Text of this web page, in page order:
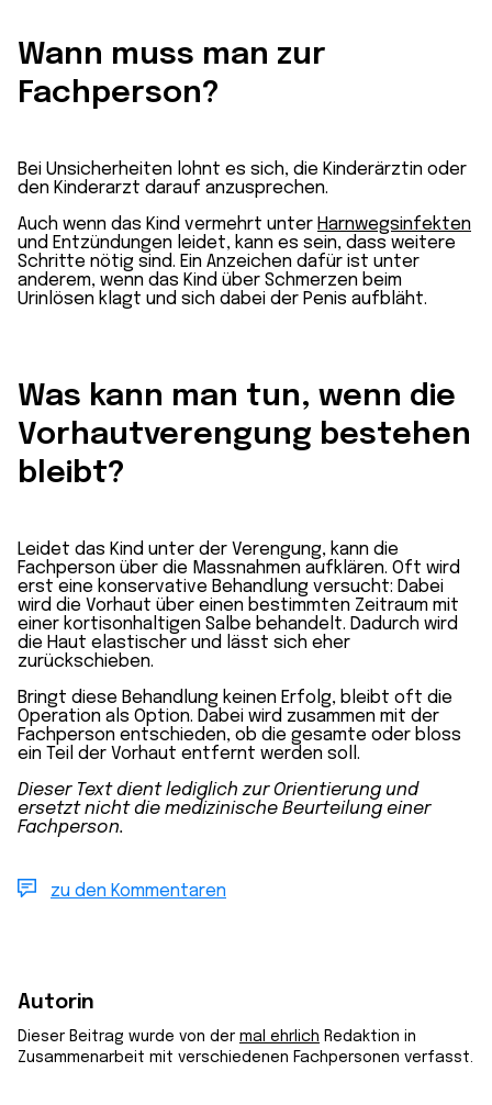
Wann muss man zur
Fachperson?
Bei Unsicherheiten lohnt es sich, die Kinderärztin oder
den Kinderarzt darauf anzusprechen.
Auch wenn das Kind vermehrt unter Harnwegsinfekten
und Entzündungen leidet, kann es sein, dass weitere
Schritte nötig sind. Ein Anzeichen dafür ist unter
anderem, wenn das Kind über Schmerzen beim
Urinlösen klagt und sich dabei der Penis aufbläht.
Was kann man tun, wenn die
Vorhautverengung bestehen
bleibt?
Leidet das Kind unter der Verengung, kann die
Fachperson über die Massnahmen aufklären. Oft wird
erst eine konservative Behandlung versucht: Dabei
wird die Vorhaut über einen bestimmten Zeitraum mit
einer kortisonhaltigen Salbe behandelt. Dadurch wird
die Haut elastischer und lässt sich eher
zurückschieben.
Bringt diese Behandlung keinen Erfolg, bleibt oft die
Operation als Option. Dabei wird zusammen mit der
Fachperson entschieden, ob die gesamte oder bloss
ein Teil der Vorhaut entfernt werden soll.
Dieser Text dient lediglich zur Orientierung und
ersetzt nicht die medizinische Beurteilung einer
Fachperson.
zu den Kommentaren
Autorin
Dieser Beitrag wurde von der mal ehrlich Redaktion in
Zusammenarbeit mit verschiedenen Fachpersonen verfasst.